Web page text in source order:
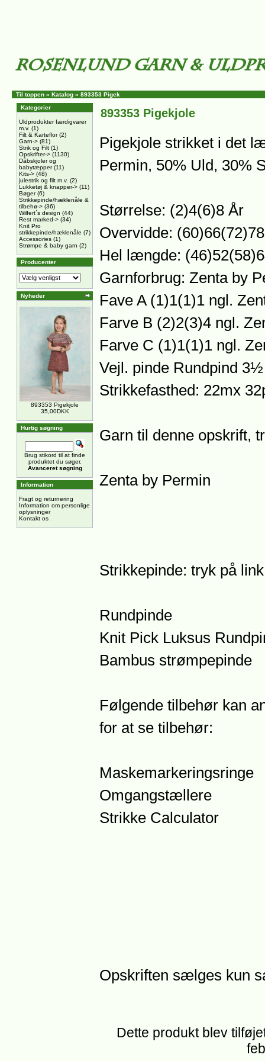
Til toppen » Katalog » 893353 Pigek
Kategorier
Uldprodukter færdigvarer
m.v. (1)
Filt & Karteflor(2)
Garn-> (81)
Strik og Filt (1)
Opskrifter-> (1130)
Dåbskjoler og
babytæpper(11)
Kits-> (48)
julestrik og filt m.v. (2)
Lukketøj & knapper-> (11)
Bøger(6)
Strikkepinde/hæklenåle &
tilbehø-> (36)
Wilfert´s design (44)
Rest marked-> (34)
Knit Pro
strikkepinde/hæklenåle (7)
Accessories (1)
Strømpe & baby garn (2)
Producenter
Nyheder
893353 Pigekjole
35,00DKK
Hurtig søgning
Brug stikord til at finde
produktet du søger.
Avanceret søgning
Information
Fragt og returnering
Information om personlige
oplysninger
Kontakt os
893353 Pigekjole
Pigekjole strikket i det
Permin, 50% Uld, 30%
Størrelse: (2)4(6)8 År
Overvidde:
Hel længde:
Garnforbrug: Zenta by
Fave A (1)1(1)1 ngl.
Farve B (2)2(3)4 ngl.
Farve C (1)1(1)1 ngl.
Vejl. pinde Rundpind
Strikkefasthed: 22mx
Garn til denne opskrift,
Zenta by Permin
Strikkepinde: tryk på
Rundpinde
Knit Pick Luksus
Bambus strømpepinde
Følgende tilbehør kan
for at se tilbehør:
Maskemarkeringsringe
Omgangstællere
Strikke Calculator
Opskriften sælges kun
Dette produkt blev